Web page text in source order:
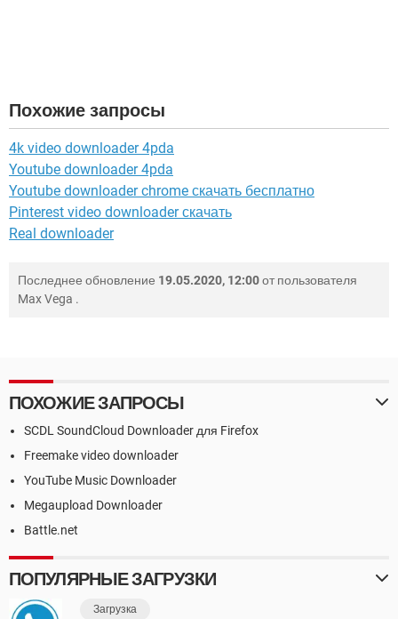
Похожие запросы
4k video downloader 4pda
Youtube downloader 4pda
Youtube downloader chrome скачать бесплатно
Pinterest video downloader скачать
Real downloader
Последнее обновление 19.05.2020, 12:00от пользователя
Max Vega .
ПОХОЖИЕ ЗАПРОСЫ
SCDL SoundCloud Downloader для Firefox
Freemake video downloader
YouTube Music Downloader
Megaupload Downloader
Battle.net
ПОПУЛЯРНЫЕ ЗАГРУЗКИ
Загрузка